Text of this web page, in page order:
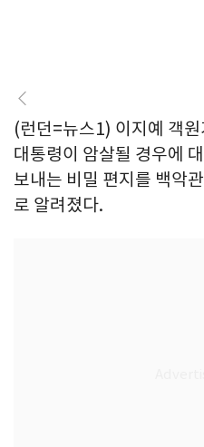
(런던=뉴스1) 이지예 객
대통령이 암살될 경우에
보내는 비밀 편지를 백악
로 알려졌다.